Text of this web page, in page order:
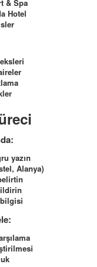
& Spa
Hotel
yazın
Alanya)